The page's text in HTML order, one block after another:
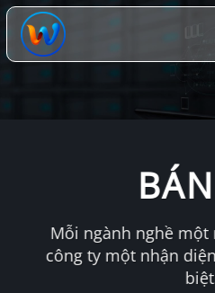
Chuyển
đến
dung
Mỗi ngành nghề
công ty một nhận